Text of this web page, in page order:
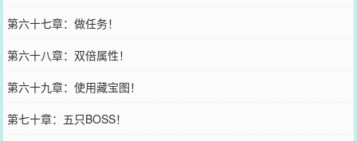
第六十七章：做任务！
第六十八章：双倍属性！
第六十九章：使用藏宝图！
第七十章：五只BOSS！